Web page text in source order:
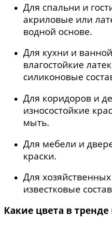
Для спальни и
акриловые или
водной основе.
Для кухни и
влагостойкие
силиконовые
Для коридоров и
износостойкие
мыть.
Для мебели и
краски.
Для
известковые
Какие цвета в тренде